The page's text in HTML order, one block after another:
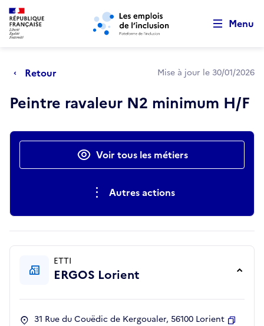
Aller au menu principal Aller au contenu principal
Menu
Retour Mise à jour le 30/01/2026
Peintre ravaleur N2 minimum H/F
Actions rapidesVoir tous les métiers
Autres actions
ETTI
ERGOS Lorient
31 Rue du Couëdic de Kergoualer, 56100 Lorient
Retour au début de la page
Panneau de gestion des cookies